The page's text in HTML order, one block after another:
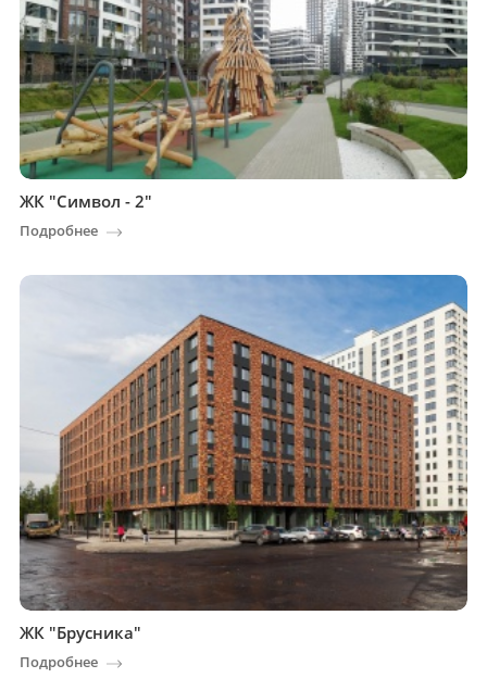
ЖК "Символ - 2"
Подробнее
ЖК "Брусника"
Подробнее